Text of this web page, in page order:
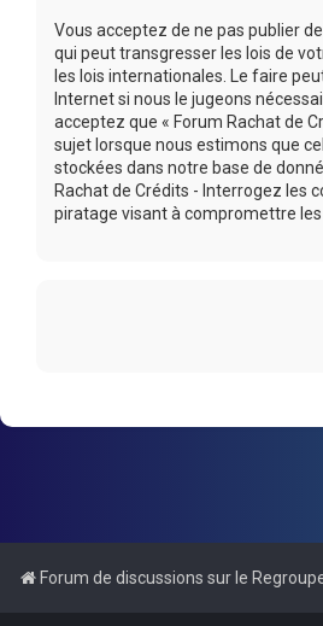
Vous acceptez de ne pas publier
qui peut transgresser les lois de
les lois internationales. Le faire
Internet si nous le jugeons
acceptez que « Forum Rachat de
sujet lorsque nous estimons que
stockées dans notre base de
Rachat de Crédits - Interrogez les
piratage visant à compromettre les
Forum de discussions sur le